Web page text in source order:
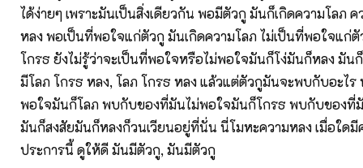
ได้ง่ายๆ เพราะมันเป็นสิ่งเดียวกัน พอมีตัวกู มันก็เกิดความโลภ
หลง พอเป็นที่พอใจแก่ตัวกู มันเกิดความโลภ ไม่เป็นที่พอใจแก่
โกรธ ยังไม่รู้ว่าจะเป็นที่พอใจหรือไม่พอใจมันก็โง่มันก็หลง มัน
มีโลภ โกรธ หลง, โลภ โกรธ หลง แล้วแต่ตัวกูมันจะพบกับอะไ
พอใจมันก็โลภ พบกับของที่มันไม่พอใจมันก็โกรธ พบกับของที่มั
มันก็สงสัยมันก็หลงก็วนเวียนอยู่ที่นั่น นี่โมหะความหลง เมื่อใดมี
ประการนี้ ดูให้ดี มันมีตัวกู, มันมีตัวกู